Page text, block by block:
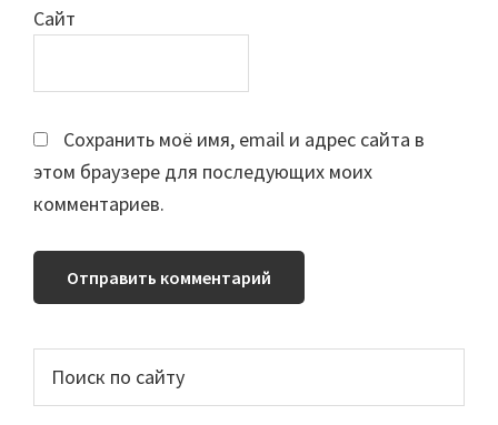
Сайт
Сохранить моё имя, email и адрес сайта в
этом браузере для последующих моих
комментариев.
Основной
сайдбар